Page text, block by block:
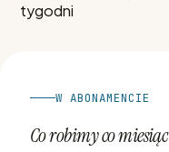
tygodni
W ABONAMENCIE
Co robimy co miesiąc